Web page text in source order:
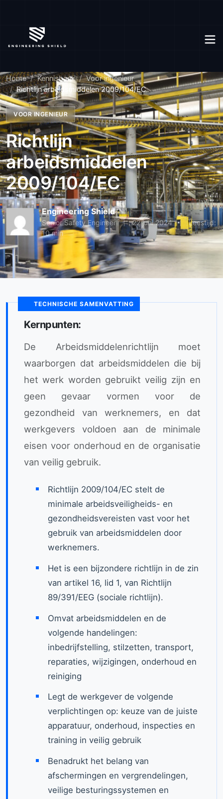
Home Kennisbank
Voor ingenieur
Richtlijn arbeidsmiddelen 2009/104/EC
VOOR INGENIEUR
Richtlijn
arbeidsmiddelen
2009/104/EC
Engineering Shield
Senior Safety Engineer 22 juni 2024
Leestijd:
10 min
TECHNISCHE SAMENVATTING
Kernpunten:
De Arbeidsmiddelenrichtlijn moet
waarborgen dat arbeidsmiddelen die bij
het werk worden gebruikt veilig zijn en
geen gevaar vormen voor de
gezondheid van werknemers, en dat
werkgevers voldoen aan de minimale
eisen voor onderhoud en de organisatie
van veilig gebruik.
Richtlijn 2009/104/EC stelt de
minimale arbeidsveiligheids- en
gezondheidsvereisten vast voor het
gebruik van arbeidsmiddelen door
werknemers.
Het is een bijzondere richtlijn in de zin
van artikel 16, lid 1, van Richtlijn
89/391/EEG (sociale richtlijn).
Omvat arbeidsmiddelen en de
volgende handelingen:
inbedrijfstelling, stilzetten, transport,
reparaties, wijzigingen, onderhoud en
reiniging
Legt de werkgever de volgende
verplichtingen op: keuze van de juiste
apparatuur, onderhoud, inspecties en
training in veilig gebruik
Benadrukt het belang van
afschermingen en vergrendelingen,
veilige besturingssystemen en